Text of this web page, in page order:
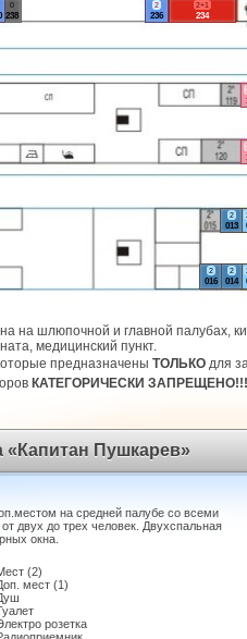
2
013
2
014
2
016
2+1
234
2
236
0
238
на шлюпочной и главной палубах,
медицинский пункт.
предназначены ТОЛЬКО для
КАТЕГОРИЧЕСКИ ЗАПРЕЩЕНО!!!
Пушкарев»
на средней палубе со всеми
двух до трех человек. Двухспальная
окна.
(2)
мест (1)
розетка